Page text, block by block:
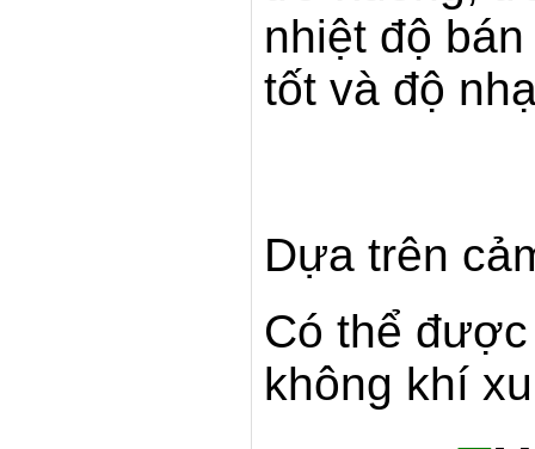
nhiệt độ
tốt và độ
Dựa trên
Có thể
không khí